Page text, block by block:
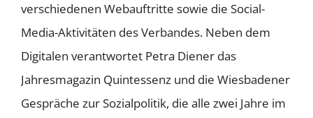
verschiedenen Webauftritte sowie die Social-
Media-Aktivitäten des Verbandes. Neben dem
Digitalen verantwortet Petra Diener das
Jahresmagazin Quintessenz und die Wiesbadener
Gespräche zur Sozialpolitik, die alle zwei Jahre im